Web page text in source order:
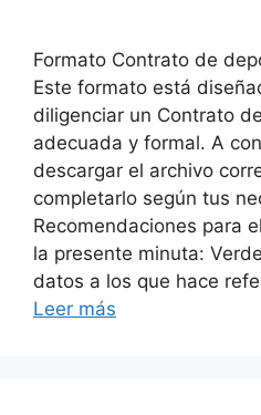
Formato Contrato de
Este formato está
diligenciar un Contrato
adecuada y formal. A
descargar el archivo
completarlo según tus
Recomendaciones para
la presente minuta:
datos a los que hace
Leer más